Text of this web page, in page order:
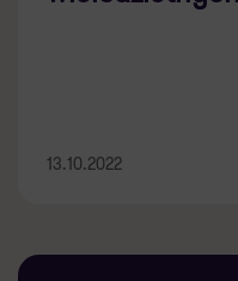
13.10.2022